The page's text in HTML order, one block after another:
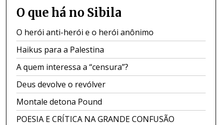
O que há no Sibila
O herói anti-herói e o herói anônimo
Haikus para a Palestina
A quem interessa a “censura”?
Deus devolve o revólver
Montale detona Pound
POESIA E CRÍTICA NA GRANDE CONFUSÃO